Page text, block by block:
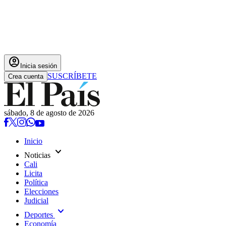
account_circle Inicia sesión
Crea cuenta SUSCRÍBETE
sábado, 8 de agosto de 2026
Inicio
Noticias expand_more
Cali
Licita
Política
Elecciones
Judicial
Deportes expand_more
Economía